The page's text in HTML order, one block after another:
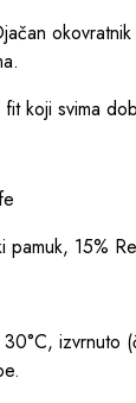
fit koji svima
pamuk, 15%
30°C, izvrnuto